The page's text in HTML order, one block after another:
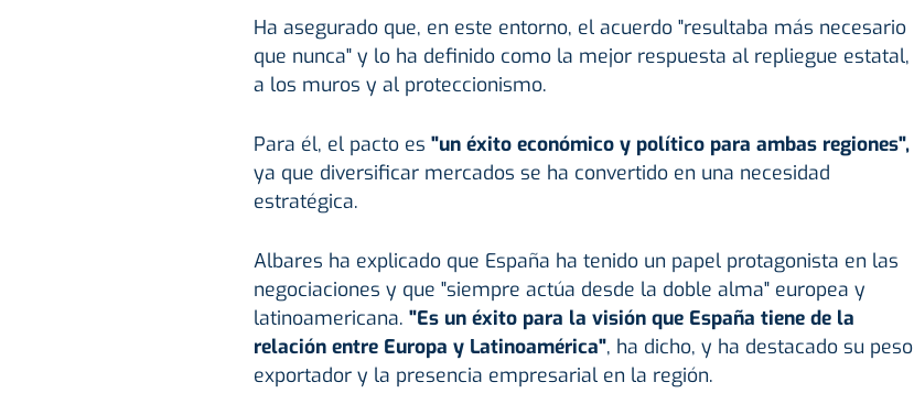
Ha asegurado que, en este entorno, el acuerdo "resultaba más necesario
que nunca" y lo ha definido como la mejor respuesta al repliegue estatal,
a los muros y al proteccionismo.
Para él, el pacto es "un éxito económico y político para ambas regiones",
ya que diversificar mercados se ha convertido en una necesidad
estratégica.
Albares ha explicado que España ha tenido un papel protagonista en las
negociaciones y que "siempre actúa desde la doble alma" europea y
latinoamericana. "Es un éxito para la visión que España tiene de la
relación entre Europa y Latinoamérica", ha dicho, y ha destacado su peso
exportador y la presencia empresarial en la región.